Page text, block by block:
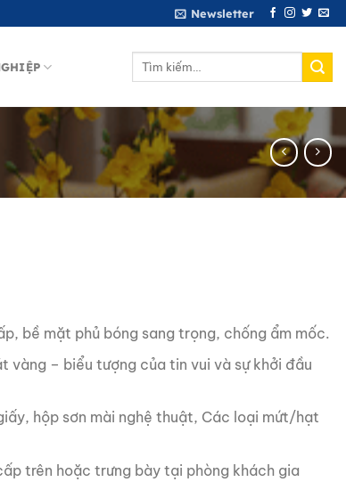
Newsletter
Tìm
bề mặt phủ bóng sang trọng, chống ẩm mốc.
vàng – biểu tượng của tin vui và sự khởi đầu
hộp sơn mài nghệ thuật, Các loại mứt/hạt
trên hoặc trưng bày tại phòng khách gia